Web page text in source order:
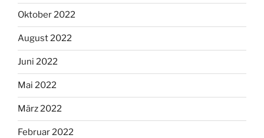
Oktober 2022
August 2022
Juni 2022
Mai 2022
März 2022
Februar 2022